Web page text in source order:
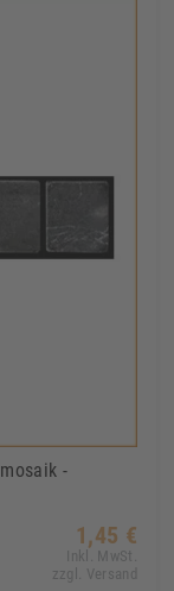
-
1,45 €
Inkl. MwSt.
zzgl. Versand